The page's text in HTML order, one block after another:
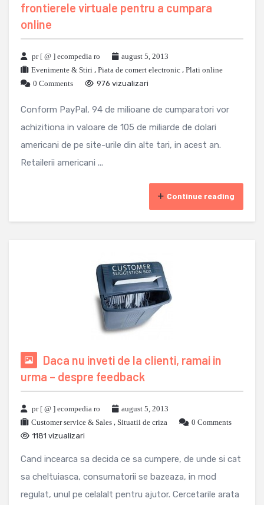
frontierele virtuale pentru a cumpara
online
pr [ @ ] ecompedia ro
august 5, 2013
Evenimente & Stiri , Piata de comert electronic , Plati online
0 Comments
976 vizualizari
Conform PayPal, 94 de milioane de cumparatori vor
achizitiona in valoare de 105 de miliarde de dolari
americani de pe site-urile din alte tari, in acest an.
Retailerii americani ...
Continue reading
Daca nu inveti de la clienti, ramai in
urma – despre feedback
pr [ @ ] ecompedia ro
august 5, 2013
Customer service & Sales , Situatii de criza
0 Comments
1181 vizualizari
Cand incearca sa decida ce sa cumpere, de unde si cat
sa cheltuiasca, consumatorii se bazeaza, in mod
regulat, unul pe celalalt pentru ajutor. Cercetarile arata